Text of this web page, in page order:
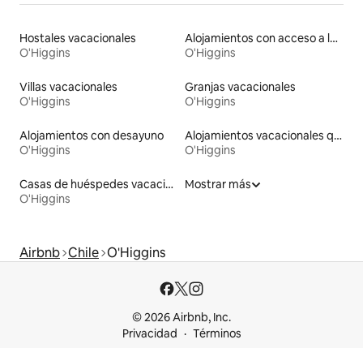
Hostales vacacionales
O'Higgins
Alojamientos con acceso a la playa
O'Higgins
Villas vacacionales
O'Higgins
Granjas vacacionales
O'Higgins
Alojamientos con desayuno
O'Higgins
Alojamientos vacacionales que admiten mascotas
O'Higgins
Casas de huéspedes vacacionales
O'Higgins
Mostrar más
Airbnb Chile O'Higgins
© 2026 Airbnb, Inc.
Privacidad
Términos